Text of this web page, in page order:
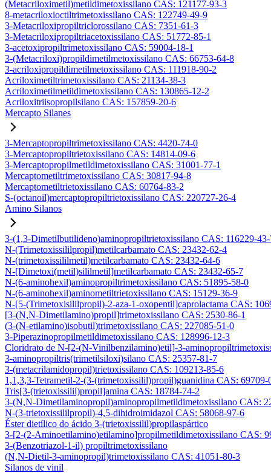
(Metacriloximetil)metildimetoxissilano CAS: 121177-93-3
8-metacriloxioctiltrimetoxissilano CAS: 122749-49-9
3-Metacriloxipropiltriclorossilano CAS: 7351-61-3
3-Metacriloxipropiltriacetoxissilano CAS: 51772-85-1
3-acetoxipropiltrimetoxissilano CAS: 59004-18-1
3-(Metacriloxi)propildimetilmetoxissilano CAS: 66753-64-8
3-acriloxipropildimetilmetoxissilano CAS: 111918-90-2
Acriloximetiltrimetoxissilano CAS: 21134-38-3
Acriloximetilmetildimetoxissilano CAS: 130865-12-2
Acriloxitriisopropilsilano CAS: 157859-20-6
Mercapto Silanes
3-Mercaptopropiltrimetoxissilano CAS: 4420-74-0
3-Mercaptopropiltrietoxissilano CAS: 14814-09-6
3-Mercaptopropilmetildimetoxissilano CAS: 31001-77-1
Mercaptometiltrimetoxissilano CAS: 30817-94-8
Mercaptometiltrietoxissilano CAS: 60764-83-2
S-(octanoil)mercaptopropiltrietoxissilano CAS: 220727-26-4
Amino Silanos
3-(1,3-Dimetilbutilideno)aminopropiltrietoxissilano CAS: 116229-
N-(Trimetoxissililpropil)metilcarbamato CAS: 23432-62-4
N-(trimetoxissililmetil)metilcarbamato CAS: 23432-64-6
N-[Dimetoxi(metil)sililmetil]metilcarbamato CAS: 23432-65-7
N-(6-aminohexil)aminopropiltrimetoxissilano CAS: 51895-58-0
N-(6-aminohexil)aminometiltrietoxissilano CAS: 15129-36-9
N-[5-(Trimetoxisililpropil)-2-aza-1-oxopentil]caprolactama CAS:
[3-(N,N-Dimetilamino)propil]trimetoxissilano CAS: 2530-86-1
(3-(N-etilamino)isobutil)trimetoxissilano CAS: 227085-51-0
3-Piperazinopropilmetildimetoxissilano CAS: 128996-12-3
Cloridrato de N-[2-(N-Vinilbenzilamino)etil]-3-
3-aminopropiltris(trimetilsiloxi)silano CAS: 25357-81-7
3-(metacrilamidopropil)trietoxissilano CAS: 109213-85-6
1,1,3,3-Tetrametil-2-(3-(trimetoxissilil)propil)guanidina CAS: 69709-
Tris[3-(trietoxissilil)propil]amina CAS: 18784-74-2
3-(N,N-Dimetilaminopropil)aminopropilmetildimetoxissilano CAS:
N-(3-trietoxissililpropil)-4,5-dihidroimidazol CAS: 58068-97-6
Éster dietílico do ácido 3-(trietoxissilil)propilaspártico
3-[2-(2-Aminoetilamino)etilamino]propilmetildimetoxissilano CAS:
3-(Benzotriazol-1-il) propiltrimetoxissilano
(N,N-Dietil-3-aminopropil)trimetoxissilano CAS: 41051-80-3
Silanos de vinil